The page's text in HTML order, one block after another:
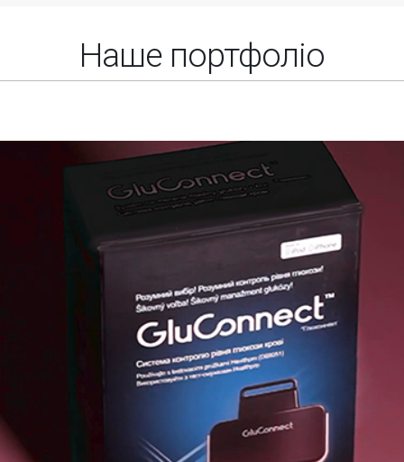
Наше портфоліо